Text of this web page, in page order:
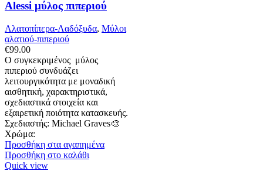
Alessi μύλος πιπεριού
Αλατοπίπερα-Λαδόξυδα, Μύλοι
αλατιού-πιπεριού
€99.00
Ο συγκεκριμένος μύλος
πιπεριού συνδυάζει
λειτουργικότητα με μοναδική
αισθητική, χαρακτηριστικά,
σχεδιαστικά στοιχεία και
εξαιρετική ποιότητα κατασκευής.
Σχεδιαστής: Michael Graves🎨
Χρώμα:
Προσθήκη στα αγαπημένα
Προσθήκη στο καλάθι
Quick view